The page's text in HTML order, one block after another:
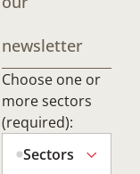
newsletter
Choose one or
more sectors
(required):
Sectors